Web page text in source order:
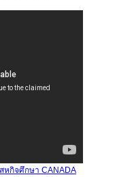
สหกิจศึกษา CANADA